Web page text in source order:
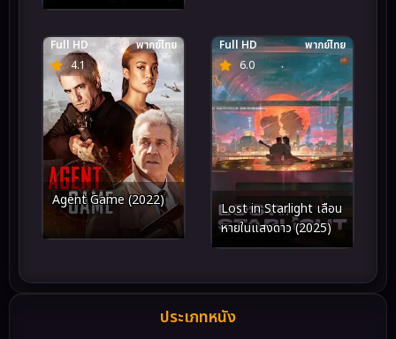
4.1
Full HD พากย์ไทย
Agent Game (2022)
6.0
Full HD พากย์ไทย
Lost in Starlight เลือน
หายในแสงดาว (2025)
ประเภทหนัง